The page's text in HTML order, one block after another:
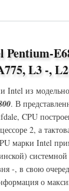
Wolfdale
Pentium-
L3 -,
Intel из
. В
CPU
2, а
марки Intel
-, в свою
о